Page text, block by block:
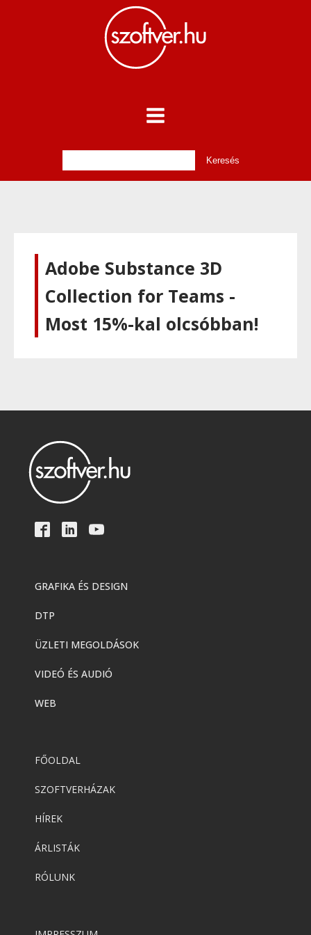
Adobe Substance 3D
Collection for Teams -
Most 15%-kal olcsóbban!
GRAFIKA ÉS DESIGN
DTP
ÜZLETI MEGOLDÁSOK
VIDEÓ ÉS AUDIÓ
WEB
FŐOLDAL
SZOFTVERHÁZAK
HÍREK
ÁRLISTÁK
RÓLUNK